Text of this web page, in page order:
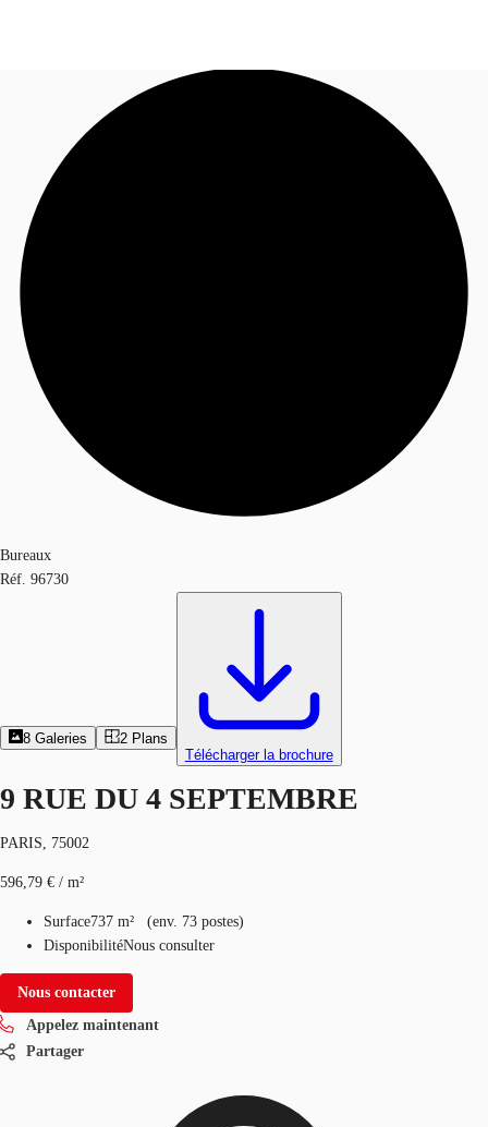
Blog
Données marchés
Appelez maintenant
Bureaux
Réf. 96730
8 Galeries 2 Plans
Télécharger la brochure
9 RUE DU 4 SEPTEMBRE
PARIS, 75002
596,79 € / m²
Surface737 m² (env. 73 postes)
DisponibilitéNous consulter
Nous contacter
Appelez maintenant
Partager